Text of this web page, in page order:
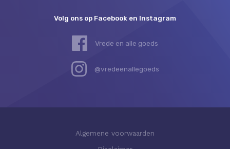
Volg ons op Facebook en Instagram
Vrede en alle goeds
@vredeenallegoeds
Algemene voorwaarden